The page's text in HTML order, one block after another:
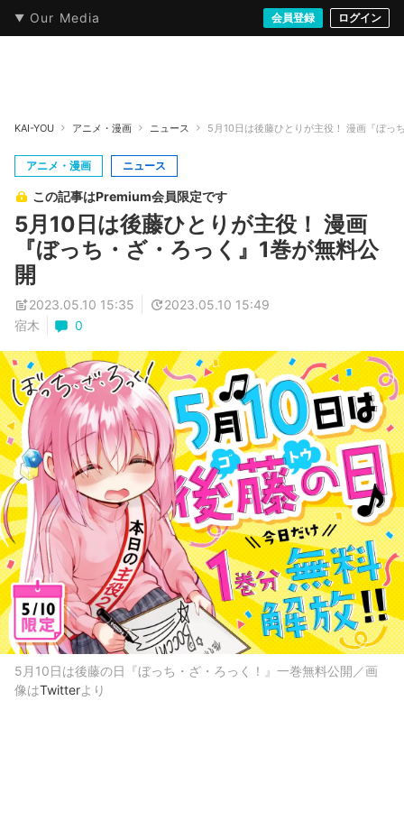
Our Media 会員登録 ログイン
本・文芸 情報化社会 音楽・映像 ゲームストリート
KAI-YOU アニメ・漫画 ニュース 5月10日は後藤ひとりが主役！ 漫画『ぼっ
アニメ・漫画 ニュース
この記事はPremium会員限定です
5月10日は後藤ひとりが主役！ 漫画
『ぼっち・ざ・ろっく』1巻が無料公
開
2023.05.10 15:35
2023.05.10 15:49
宿木
0
5月10日は後藤の日『ぼっち・ざ・ろっく！』一巻無料公開／画
像はTwitterより